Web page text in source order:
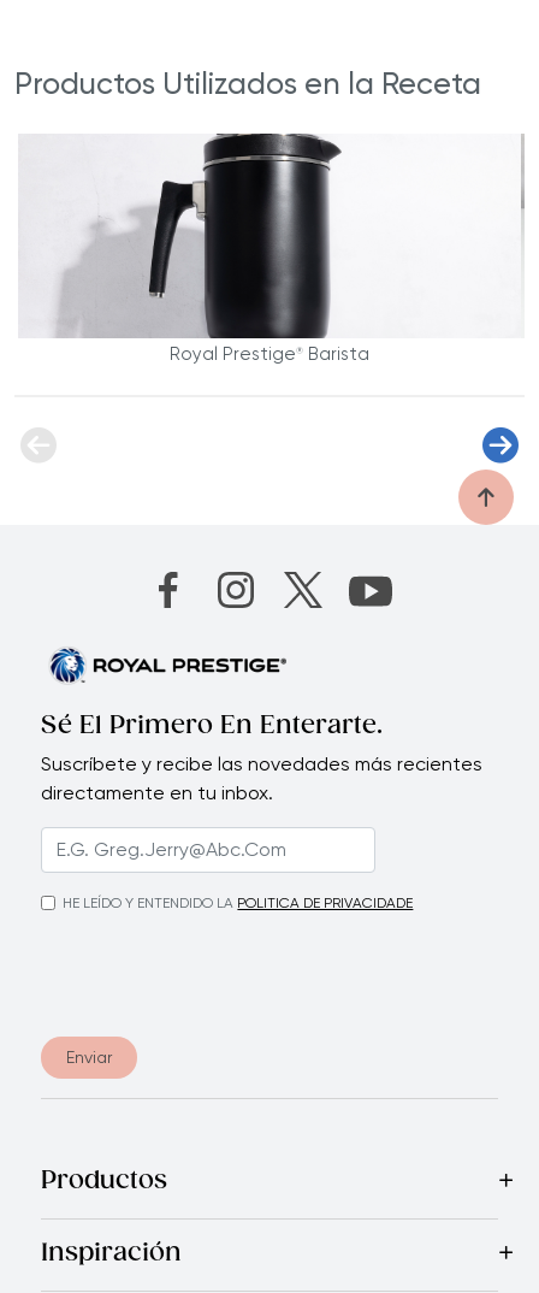
Productos Utilizados en la Receta
Royal Prestige® Barista
Sé El Primero En Enterarte.
Suscríbete y recibe las novedades más recientes
directamente en tu inbox.
HE LEÍDO Y ENTENDIDO LA POLITICA DE PRIVACIDADE
Enviar
Productos
Mas VendidosCocinaCuchillosVajillasElectrodomésticos
Inspiración